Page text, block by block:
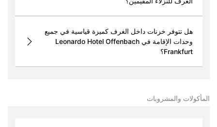
هل تتوفر خزنات داخل الغرف كميزة قياسية في جميع
وحدات الإقامة في Leonardo Hotel Offenbach
Frankfurt؟
المأكولات والمشروبات